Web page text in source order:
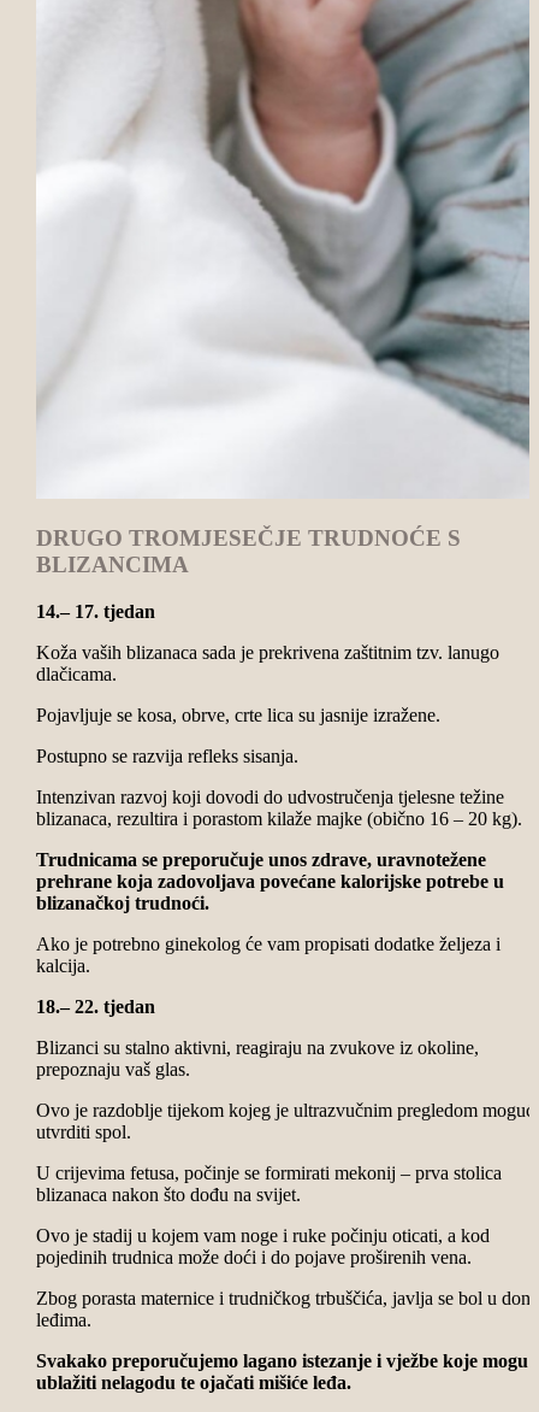
DRUGO TROMJESEČJE TRUDNOĆE S
BLIZANCIMA
14.– 17. tjedan
Koža vaših blizanaca sada je prekrivena zaštitnim tzv. lanugo
dlačicama.
Pojavljuje se kosa, obrve, crte lica su jasnije izražene.
Postupno se razvija refleks sisanja.
Intenzivan razvoj koji dovodi do udvostručenja tjelesne težine
blizanaca, rezultira i porastom kilaže majke (obično 16 – 20 kg).
Trudnicama se preporučuje unos zdrave, uravnotežene
prehrane koja zadovoljava povećane kalorijske potrebe u
blizanačkoj trudnoći.
Ako je potrebno ginekolog će vam propisati dodatke željeza i
kalcija.
18.– 22. tjedan
Blizanci su stalno aktivni, reagiraju na zvukove iz okoline,
prepoznaju vaš glas.
Ovo je razdoblje tijekom kojeg je ultrazvučnim pregledom
utvrditi spol.
U crijevima fetusa, počinje se formirati mekonij – prva stolica
blizanaca nakon što dođu na svijet.
Ovo je stadij u kojem vam noge i ruke počinju oticati, a kod
pojedinih trudnica može doći i do pojave proširenih vena.
Zbog porasta maternice i trudničkog trbuščića, javlja se bol u
leđima.
Svakako preporučujemo lagano istezanje i vježbe koje mogu
ublažiti nelagodu te ojačati mišiće leđa.